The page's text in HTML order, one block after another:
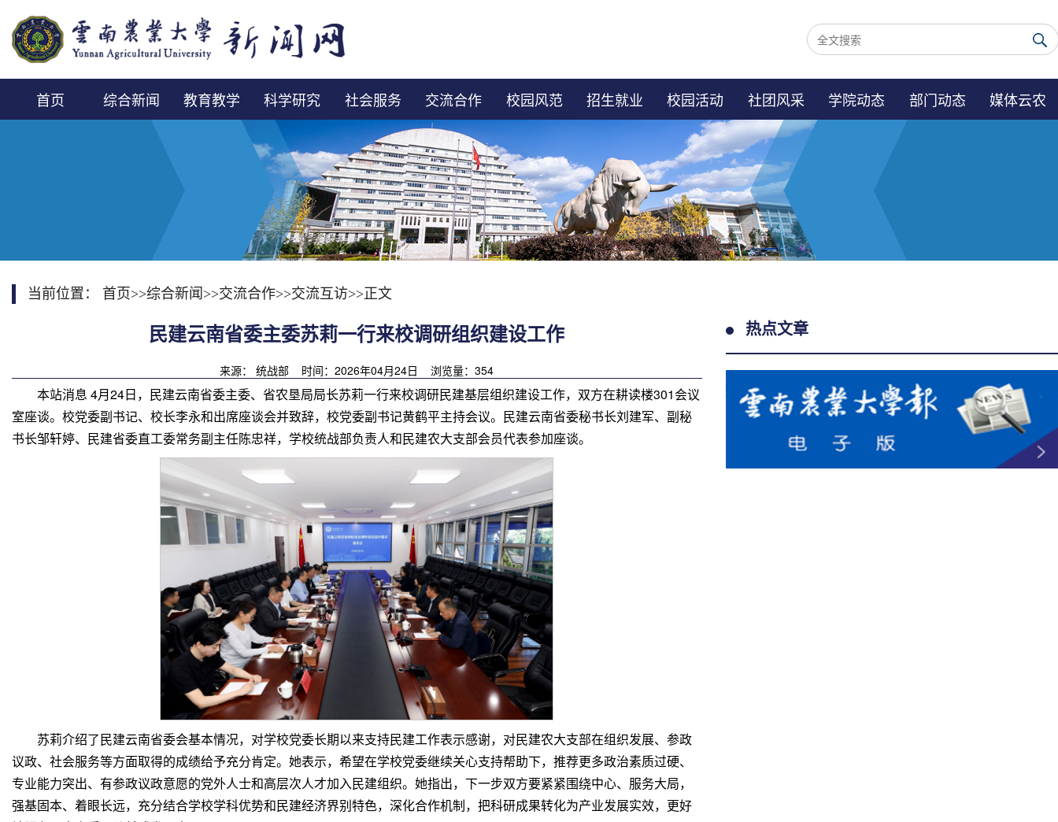
首页 综合新闻 教育教学 科学研究 社会服务 交流合作 校园风范 招生就业 校园活动 社团风采 学院动态 部门动态 媒体云农
当前位置： 首页>>综合新闻 >>交流合作>>交流互访>>正文
民建云南省委主委苏莉一行来校调研组织建设工作
来源： 统战部 时间：2026年04月24日 浏览量：354
本站消息 4月24日，民建云南省委主委、省农垦局局长苏莉一行来校调研民建基层组织建设工作，双方在耕读楼301会议
室座谈。校党委副书记、校长李永和出席座谈会并致辞，校党委副书记黄鹤平主持会议。民建云南省委秘书长刘建军、副秘
书长邹轩婷、民建省委直工委常务副主任陈忠祥，学校统战部负责人和民建农大支部会员代表参加座谈。
苏莉介绍了民建云南省委会基本情况，对学校党委长期以来支持民建工作表示感谢，对民建农大支部在组织发展、参政
议政、社会服务等方面取得的成绩给予充分肯定。她表示，希望在学校党委继续关心支持帮助下，推荐更多政治素质过硬、
专业能力突出、有参政议政意愿的党外人士和高层次人才加入民建组织。她指出，下一步双方要紧紧围绕中心、服务大局，
强基固本、着眼长远，充分结合学校学科优势和民建经济界别特色，深化合作机制，把科研成果转化为产业发展实效，更好
热点文章